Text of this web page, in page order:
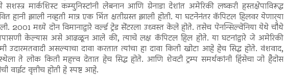
मार्कशिस्ट कम्युनिस्टांनी लेबनान आणि ग्रेनाडा देशांत अमेरिकी लष्करी हस्तक्षेपाविरूद्ध
हानी झाली नव्हती मात्र एक भिंत क्षतीग्रस्त झाली होती. या घटनेनंतर कॅपिटल हिलवर येणार्‍या
2001 मध्ये दोन विमानाद्वारे वर्ल्ड ट्रेड सेंटरला उध्वस्त केले होते. तसेच पेनन्सिल्वेनिया येथे चौथे
केल्यास असे आढळून आले की, त्याचे लक्ष कॅपिटल हिल होते. या घटनांद्वारे जे अमेरिकी
उदारमतवादी असल्याचा दावा करतात त्यांचा हा दावा किती खोटा आहे हेच सिद्ध होते. वंशवाद,
ते लोक किती महत्त्व देतात हेच सिद्ध होते. आणि शेवटी ट्रम्प समर्थकांनी हिंसेचा जो हैदोस
वाईट वृत्तीच होती हे स्पष्ट आहे.